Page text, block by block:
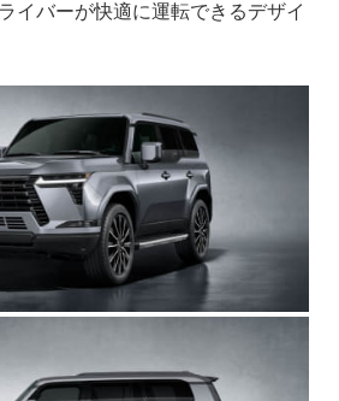
イバーが快適に運転できるデザイ